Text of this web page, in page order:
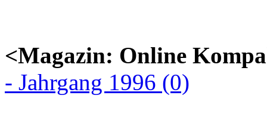
<Magazin: Online
- Jahrgang 1996 (0)